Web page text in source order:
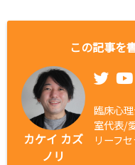
この記事を
カケイ カズ
ノリ
臨床心
室代表/
リーフ